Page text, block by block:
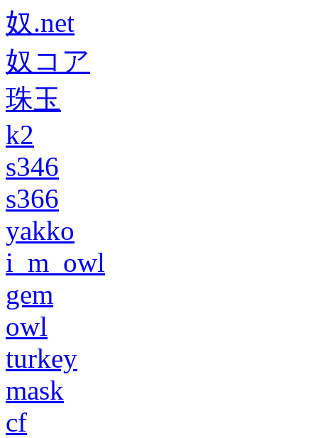
奴.net
奴コア
珠玉
k2
s346
s366
yakko
i_m_owl
gem
owl
turkey
mask
cf